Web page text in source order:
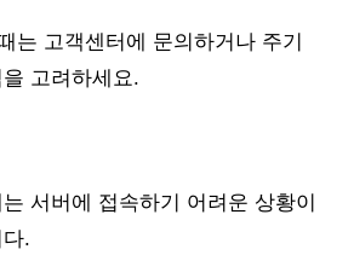
는 고객센터에 문의하거나 주기
고려하세요.
서버에 접속하기 어려운 상황이
.